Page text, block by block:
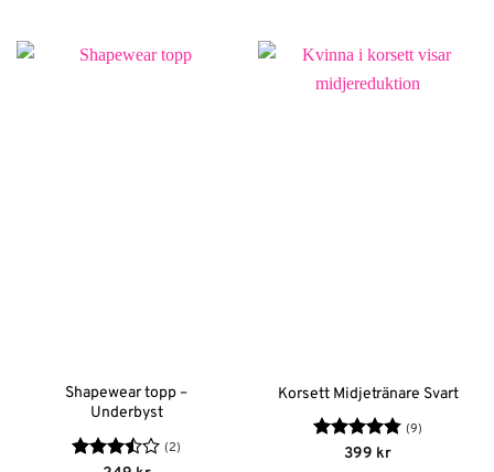
Shapewear topp –
Underbyst
(2)
Korsett Midjetränare Svart
Betygsatt
(9)
399 kr